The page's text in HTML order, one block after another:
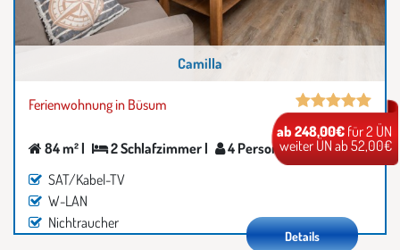
Camilla
Ferienwohnung in Büsum
84 m² | 2 Schlafzimmer |
4 Personen
SAT/Kabel-TV
W-LAN
Nichtraucher
ab 248,00€ für 2 ÜN
weiter ÜN ab 52,00€
Details